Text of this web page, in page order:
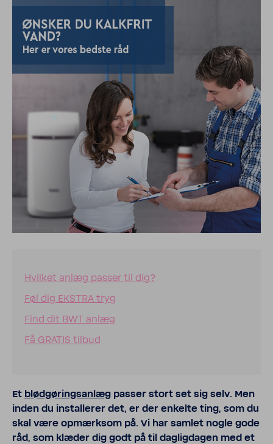
Hvilket anlæg passer til dig?
Føl dig EKSTRA tryg
Find dit BWT anlæg
Få GRATIS tilbud
Et blød­gø­rings­anlæg passer stort set sig selv. Men
inden du installerer det, er der enkelte ting, som du
skal være opmærksom på. Vi har samlet nogle gode
råd, som klæder dig godt på til dagligdagen med et